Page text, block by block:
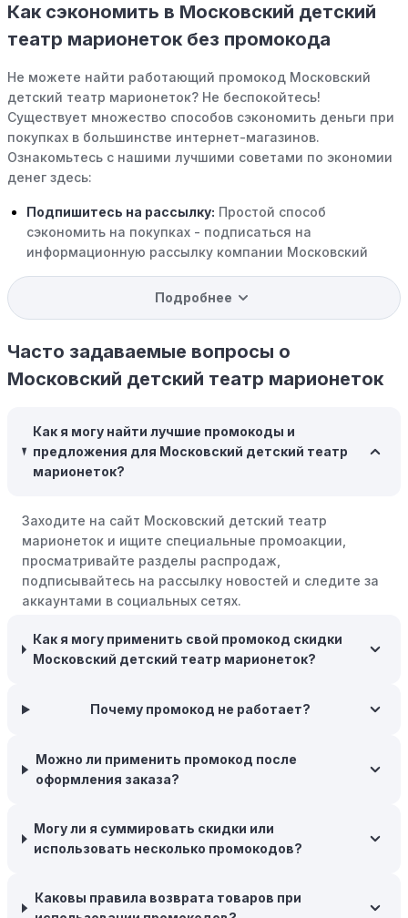
Как сэкономить в Московский детский
театр марионеток без промокода
Не можете найти работающий промокод Московский
детский театр марионеток? Не беспокойтесь!
Существует множество способов сэкономить деньги при
покупках в большинстве интернет-магазинов.
Ознакомьтесь с нашими лучшими советами по экономии
денег здесь:
Подпишитесь на рассылку: Простой способ
сэкономить на покупках - подписаться на
информационную рассылку компании Московский
часто рассылают своим подписчикам эксклюзивные
Программы вознаграждений:Скорее всего, в
компании Московский детский театр марионеток есть
программы поощрения, позволяющие зарабатывать
и обменивайте их на скидки или будущие покупки.
Совершать покупки во время распродаж: Следите за
крупными распродажами, такими как "черная
розничные компании часто предлагают значительные
скидки.
Бросьте корзину:Если Вы не торопитесь с покупкой,
добавьте товары в корзину и оставьте их на день или
вероятность того, что интернет-магазины, включая
Московский детский театр марионеток, могут
время межсезонных распродаж, когда магазины
предлагают большие скидки, чтобы освободить
складские запасы. Планируйте заранее и покупайте
продаже.
доставку, что позволяет сэкономить. Некоторые
Подробнее
Часто задаваемые вопросы о
Московский детский театр марионеток
Как я могу найти лучшие промокоды и
предложения для Московский детский театр
марионеток?
Заходите на сайт Московский детский театр
марионеток и ищите специальные промоакции,
просматривайте разделы распродаж,
подписывайтесь на рассылку новостей и следите за
аккаунтами в социальных сетях.
Как я могу применить свой промокод скидки
Московский детский театр марионеток?
Почему промокод не работает?
Можно ли применить промокод после
оформления заказа?
Могу ли я суммировать скидки или
использовать несколько промокодов?
Каковы правила возврата товаров при